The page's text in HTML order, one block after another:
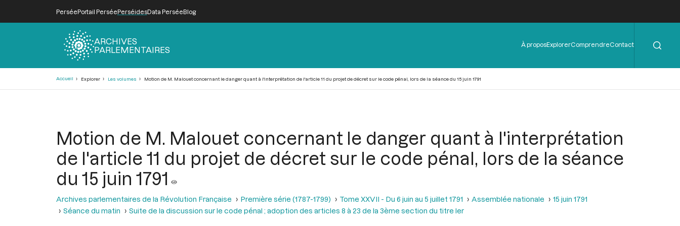
PerséePortail PerséePerséidesData PerséeBlog
ARCHIVES
PARLEMENTAIRES
Menu
de
À proposExplorerComprendreContact
Accueil Explorer Les volumes Motion de M. Malouet concernant le danger quant à l'interprétation de l'article 11 du projet de décret sur le code pénal, lors de la séance du 15 juin 1791
Motion de M. Malouet concernant le danger quant à l'interprétation
de l'article 11 du projet de décret sur le code pénal, lors de la séance
du 15 juin 1791
Archives parlementaires de la Révolution Française Première série (1787-1799) Tome XXVII - Du 6 juin au 5 juillet 1791 Assemblée nationale
15 juin 1791
Séance du matin
Suite de la discussion sur le code pénal ; adoption des articles 8 à 23 de la 3ème section du titre ler